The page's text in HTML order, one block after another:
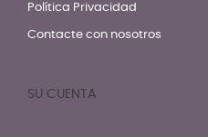
Política Privacidad
Contacte con nosotros
SU CUENTA